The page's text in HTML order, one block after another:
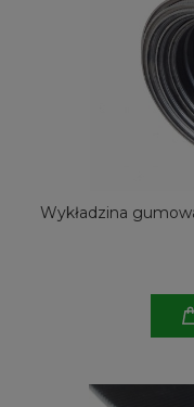
Wykładzina